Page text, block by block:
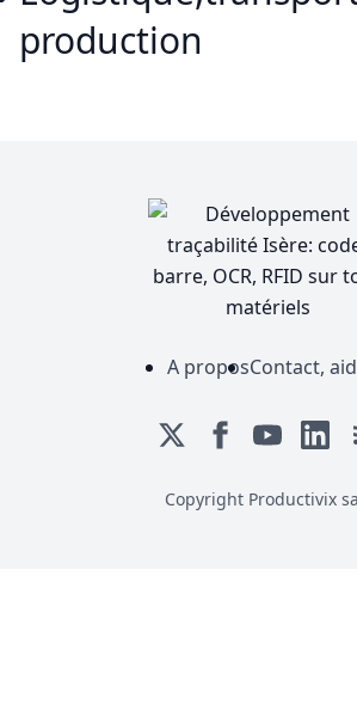
production
A proposContact,
Copyright Productivix